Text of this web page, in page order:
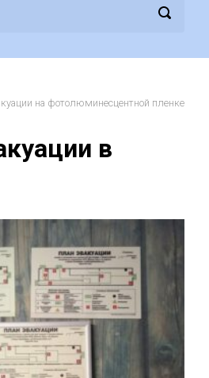
на фотолюминесцентной пленке
в